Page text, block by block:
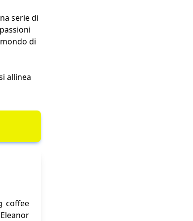
serie di
di
allinea
coffee